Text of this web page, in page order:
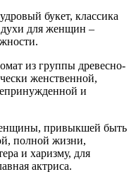
букет, классика
духи для женщин –
из группы древесно-
женственной,
и
привыкшей быть
полной жизни,
и харизму, для
актриса.